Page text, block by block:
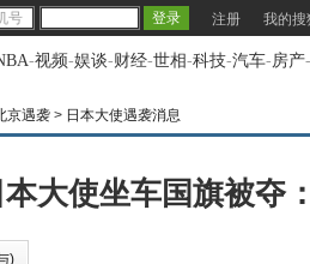
注册 我的搜
-视频-娱谈-财经-世相-科技-汽车-房产-
京遇袭 > 日本大使遇袭消息
大使坐车国旗被夺
)